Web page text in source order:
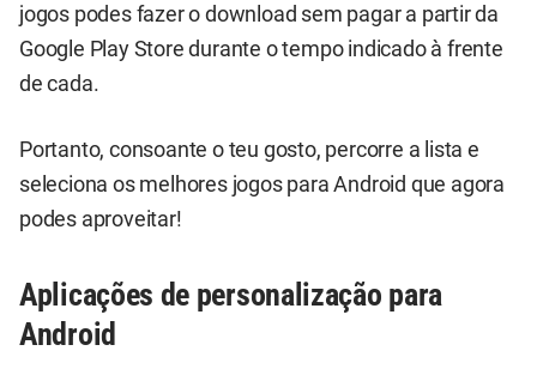
jogos podes fazer o download sem pagar a partir da
Google Play Store durante o tempo indicado à frente
de cada.
Portanto, consoante o teu gosto, percorre a lista e
seleciona os melhores jogos para Android que agora
podes aproveitar!
Aplicações de personalização para
Android